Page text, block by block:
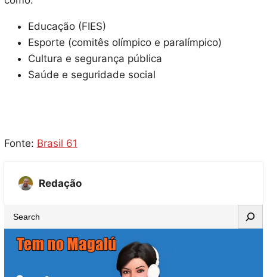
Educação (FIES)
Esporte (comitês olímpico e paralímpico)
Cultura e segurança pública
Saúde e seguridade social
Fonte: Brasil 61
Redação
e